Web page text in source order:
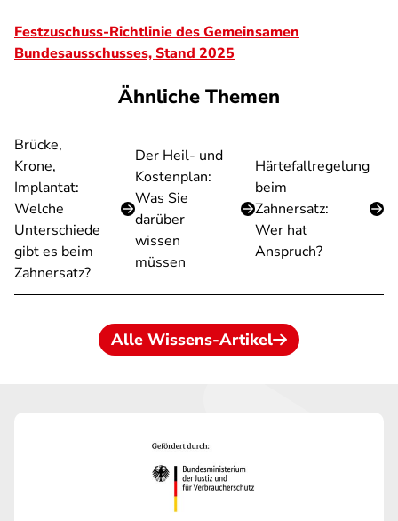
Festzuschuss-Richtlinie des Gemeinsamen
Bundesausschusses, Stand 2025
Ähnliche Themen
Brücke,
Krone,
Implantat:
Welche
Unterschiede
gibt es beim
Zahnersatz?
Der Heil- und
Kostenplan:
Was Sie
darüber
wissen
müssen
Härtefallregelung
beim
Zahnersatz:
Wer hat
Anspruch?
Alle Wissens-Artikel